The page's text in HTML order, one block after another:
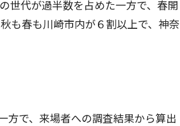
世代が過半数を占めた一方で、春開
も春も川崎市内が６割以上で、神奈
で、来場者への調査結果から算出